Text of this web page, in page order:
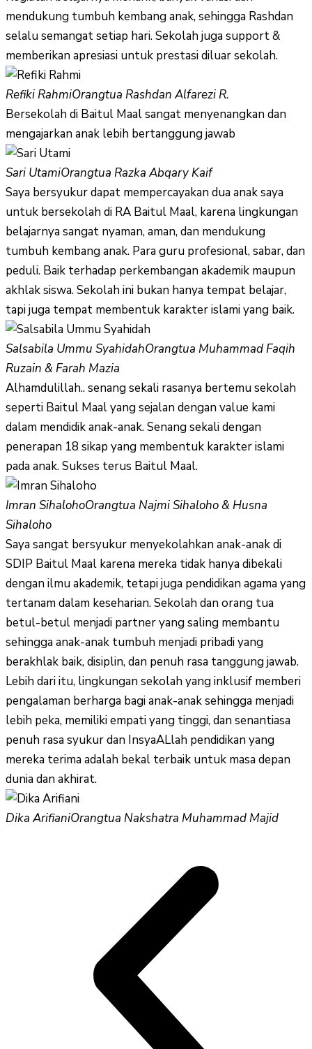
mendukung tumbuh kembang anak, sehingga Rashdan
selalu semangat setiap hari. Sekolah juga support &
memberikan apresiasi untuk prestasi diluar sekolah.
Refiki RahmiOrangtua Rashdan Alfarezi R.
Bersekolah di Baitul Maal sangat menyenangkan dan
mengajarkan anak lebih bertanggung jawab
Sari UtamiOrangtua Razka Abqary Kaif
Saya bersyukur dapat mempercayakan dua anak saya
untuk bersekolah di RA Baitul Maal, karena lingkungan
belajarnya sangat nyaman, aman, dan mendukung
tumbuh kembang anak. Para guru profesional, sabar, dan
peduli. Baik terhadap perkembangan akademik maupun
akhlak siswa. Sekolah ini bukan hanya tempat belajar,
tapi juga tempat membentuk karakter islami yang baik.
Salsabila Ummu SyahidahOrangtua Muhammad Faqih
Ruzain & Farah Mazia
Alhamdulillah.. senang sekali rasanya bertemu sekolah
seperti Baitul Maal yang sejalan dengan value kami
dalam mendidik anak-anak. Senang sekali dengan
penerapan 18 sikap yang membentuk karakter islami
pada anak. Sukses terus Baitul Maal.
Imran SihalohoOrangtua Najmi Sihaloho & Husna
Sihaloho
Saya sangat bersyukur menyekolahkan anak-anak di
SDIP Baitul Maal karena mereka tidak hanya dibekali
dengan ilmu akademik, tetapi juga pendidikan agama yang
tertanam dalam keseharian. Sekolah dan orang tua
betul-betul menjadi partner yang saling membantu
sehingga anak-anak tumbuh menjadi pribadi yang
berakhlak baik, disiplin, dan penuh rasa tanggung jawab.
Lebih dari itu, lingkungan sekolah yang inklusif memberi
pengalaman berharga bagi anak-anak sehingga menjadi
lebih peka, memiliki empati yang tinggi, dan senantiasa
penuh rasa syukur dan InsyaALlah pendidikan yang
mereka terima adalah bekal terbaik untuk masa depan
dunia dan akhirat.
Dika ArifianiOrangtua Nakshatra Muhammad Majid